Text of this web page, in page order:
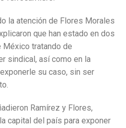
la atención de Flores Morales
que han estado en dos
México tratando de
sindical, así como en la
su caso, sin ser
Ramírez y Flores,
capital del país para exponer